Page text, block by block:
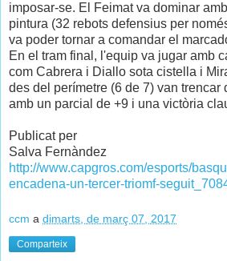
imposar-se. El Feimat va dominar
pintura (32 rebots defensius per
va poder tornar a comandar el
En el tram final, l'equip va jugar amb
com Cabrera i Diallo sota cistella i
des del perímetre (6 de 7) van trencar
amb un parcial de +9 i una victòria
Publicat per
Salva Fernàndez
http://www.capgros.com/esports/
encadena-un-tercer-triomf-
ccm a dimarts, de març 07, 2017
Comparteix